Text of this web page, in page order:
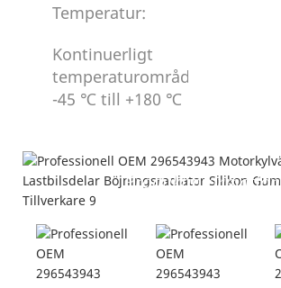
Temperatur:
Kontinuerligt
temperaturområde:
-45 ℃ till +180 ℃
Produktinformation